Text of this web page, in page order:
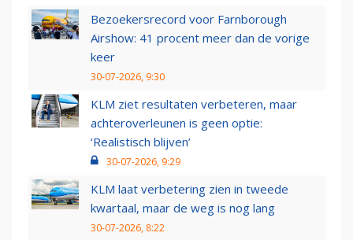
Bezoekersrecord voor Farnborough
Airshow: 41 procent meer dan de vorige
keer
30-07-2026, 9:30
KLM ziet resultaten verbeteren, maar
achteroverleunen is geen optie:
‘Realistisch blijven’
30-07-2026, 9:29
KLM laat verbetering zien in tweede
kwartaal, maar de weg is nog lang
30-07-2026, 8:22